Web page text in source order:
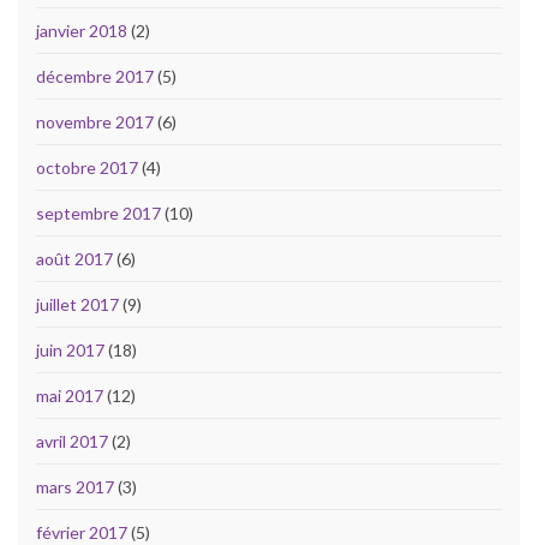
janvier 2018 (2)
décembre 2017(5)
novembre 2017(6)
octobre 2017(4)
septembre 2017(10)
août 2017(6)
juillet 2017(9)
juin 2017(18)
mai 2017(12)
avril 2017(2)
mars 2017(3)
février 2017(5)